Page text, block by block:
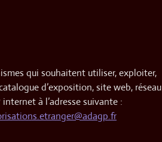
qui souhaitent utiliser, exploiter,
d’exposition, site web, réseau
à l’adresse suivante :